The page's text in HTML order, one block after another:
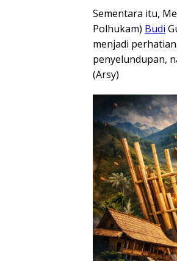
Sementara itu,
Polhukam) Budi
menjadi
penyelundupan,
(Arsy)